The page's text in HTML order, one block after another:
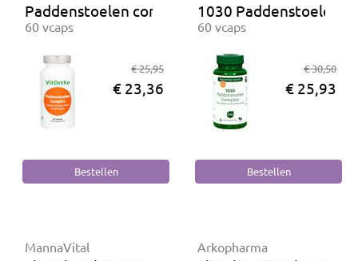
Paddenstoelen complex
60 vcaps
€ 25,95
€ 23,36
1030 Paddenstoelen
60 vcaps
€ 30,50
€ 25,93
MannaVital Arkopharma